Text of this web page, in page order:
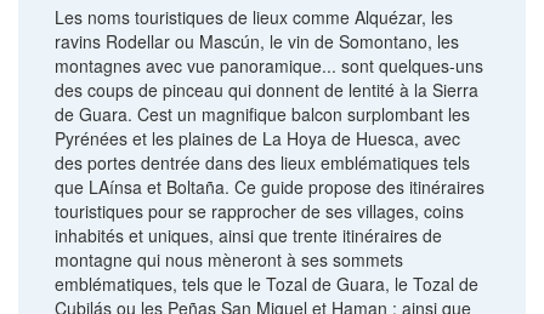
Les noms touristiques de lieux comme Alquézar, les
ravins Rodellar ou Mascún, le vin de Somontano, les
montagnes avec vue panoramique... sont quelques-uns
des coups de pinceau qui donnent de lentité à la Sierra
de Guara. Cest un magnifique balcon surplombant les
Pyrénées et les plaines de La Hoya de Huesca, avec
des portes dentrée dans des lieux emblématiques tels
que LAínsa et Boltaña. Ce guide propose des itinéraires
touristiques pour se rapprocher de ses villages, coins
inhabités et uniques, ainsi que trente itinéraires de
montagne qui nous mèneront à ses sommets
emblématiques, tels que le Tozal de Guara, le Tozal de
Cubilás ou les Peñas San Miguel et Haman ; ainsi que